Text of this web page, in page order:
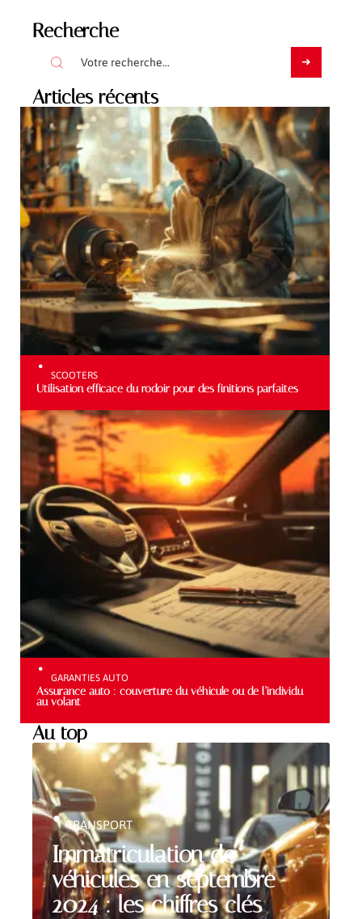
Recherche
Articles récents
SCOOTERS
Utilisation efficace du rodoir pour des finitions parfaites
GARANTIES AUTO
Assurance auto : couverture du véhicule ou de l’individu
au volant
Au top
Immatriculation de
véhicules en septembre
2024 : les chiffres clés
TRANSPORT